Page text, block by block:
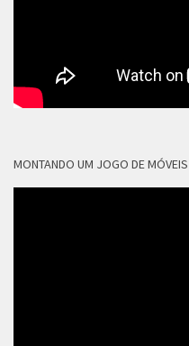
MONTANDO UM JOGO DE